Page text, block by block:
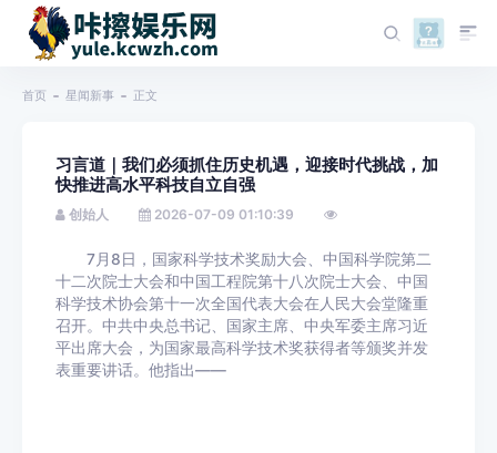
首页 星闻新事 正文
习言道｜我们必须抓住历史机遇，迎接时代挑战，加
快推进高水平科技自立自强
创始人 2026-07-09 01:10:39
7月8日，国家科学技术奖励大会、中国科学院第二
十二次院士大会和中国工程院第十八次院士大会、中国
科学技术协会第十一次全国代表大会在人民大会堂隆重
召开。中共中央总书记、国家主席、中央军委主席习近
平出席大会，为国家最高科学技术奖获得者等颁奖并发
表重要讲话。他指出——